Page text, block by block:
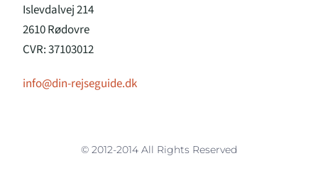
Islevdalvej 214
2610 Rødovre
CVR: 37103012
info@din-rejseguide.dk
© 2012-2014 All Rights Reserved